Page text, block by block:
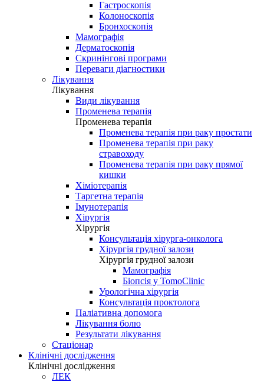
Гастроскопія
Колоноскопія
Бронхоскопія
Мамографія
Дерматоскопія
Скринінгові програми
Переваги діагностики
Лікування
Лікування
Види лікування
Променева терапія
Променева терапія
Променева терапія при раку простати
Променева терапія при раку
стравоходу
Променева терапія при раку прямої
кишки
Хіміотерапія
Таргетна терапія
Імунотерапія
Хірургія
Хірургія
Консультація хірурга-онколога
Хірургія грудної залози
Хірургія грудної залози
Мамографія
Біопсія у TomoClinic
Урологічна хірургія
Консультація проктолога
Паліативна допомога
Лікування болю
Результати лікування
Стаціонар
Клінічні дослідження
Клінічні дослідження
ЛЕК